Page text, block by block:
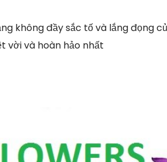
không đầy sắc tố và lắng đọng
vời và hoàn hảo nhất